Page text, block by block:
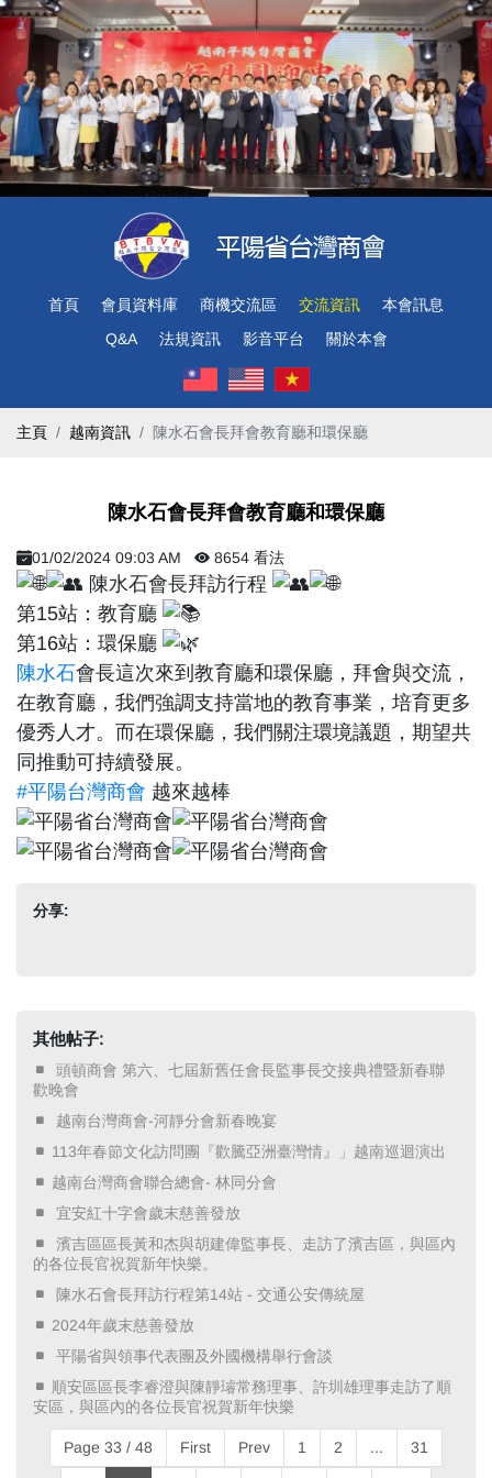
首頁 會員資料庫 商機交流區 交流資訊
本會訊息
Q&A
法規資訊 影音平台 關於本會
主頁 越南資訊 陳水石會長拜會教育廳和環保廳
陳水石會長拜會教育廳和環保廳
01/02/2024 09:03 AM 8654 看法
陳水石會長拜訪行程
第15站：教育廳
第16站：環保廳
陳水石會長這次來到教育廳和環保廳，拜會與交流，
在教育廳，我們強調支持當地的教育事業，培育更多
優秀人才。而在環保廳，我們關注環境議題，期望共
同推動可持續發展。
#平陽台灣商會 越來越棒
分享:
其他帖子:
​ 頭頓商會 第六、七屆新舊任會長監事長交接典禮暨新春聯
歡晚會 ​
​ 越南台灣商會-河靜分會新春晚宴 ​
113年春節文化訪問團『歡騰亞洲臺灣情』」越南巡迴演出
​越南台灣商會聯合總會- 林同分會 ​
​ 宜安紅十字會歲末慈善發放 ​
​ 濱吉區區長黃和杰與胡建偉監事長、走訪了濱吉區，與區內
的各位長官祝賀新年快樂。 ​
​ 陳水石會長拜訪行程第14站 - 交通公安傳統屋 ​
2024年歲末慈善發放
​ 平陽省與領事代表團及外國機構舉行會談 ​
順安區區長李睿澄與陳靜璿常務理事、許圳雄理事走訪了順
安區，與區內的各位長官祝賀新年快樂
Page 33 / 48 First Prev 1 2 ... 31